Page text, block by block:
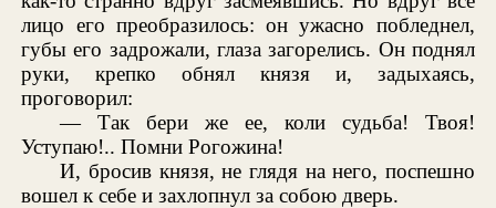
лицо его преобразилось: он ужасно побледнел,
губы его задрожали, глаза загорелись. Он поднял
руки, крепко обнял князя и, задыхаясь,
проговорил:
— Так бери же ее, коли судьба! Твоя!
Уступаю!.. Помни Рогожина!
И, бросив князя, не глядя на него, поспешно
вошел к себе и захлопнул за собою дверь.